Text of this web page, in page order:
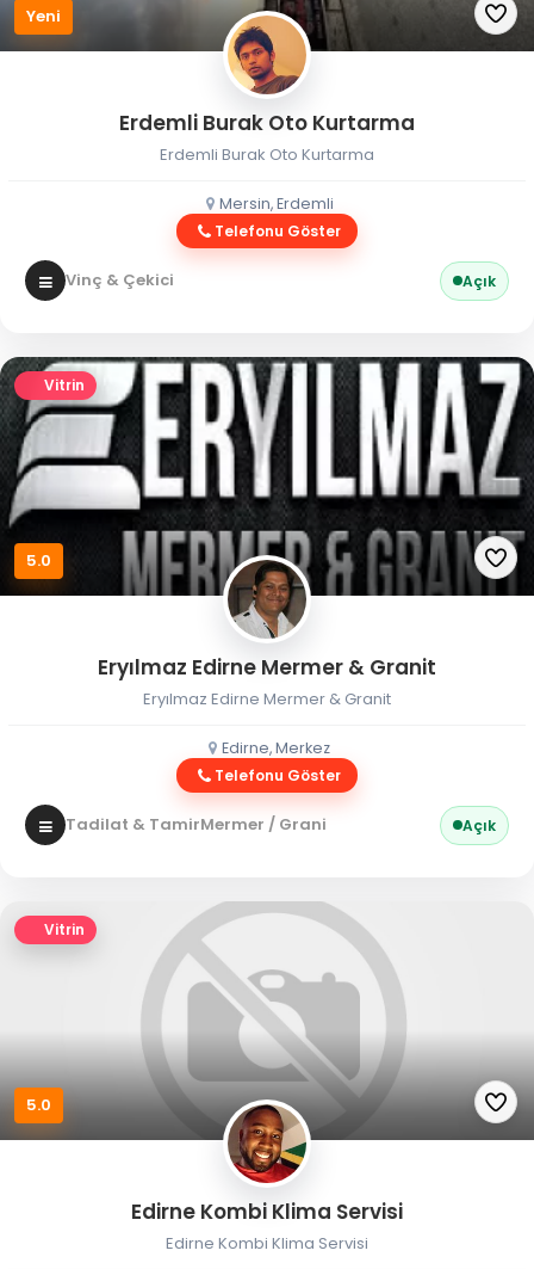
Yeni
Erdemli Burak Oto Kurtarma
Erdemli Burak Oto Kurtarma
Mersin, Erdemli
Telefonu Göster
Vinç & Çekici Açık
Vitrin
5.0
Eryılmaz Edirne Mermer & Granit
Eryılmaz Edirne Mermer & Granit
Edirne, Merkez
Telefonu Göster
Tadilat & TamirMermer / Granit Açık
Vitrin
5.0
Edirne Kombi Klima Servisi
Edirne Kombi Klima Servisi